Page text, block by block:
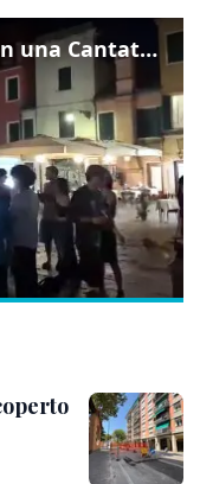
Venezia omaggia Guccini con una Cantata Anarchica in campo Santa Margherita